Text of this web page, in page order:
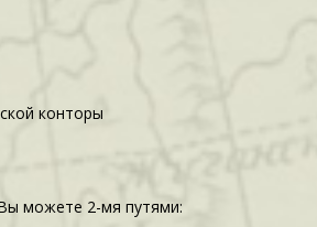
конторы
можете 2-мя путями: